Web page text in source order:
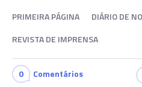
PRIMEIRA PÁGINA
DIÁRIO DE
REVISTA DE IMPRENSA
0 Comentários